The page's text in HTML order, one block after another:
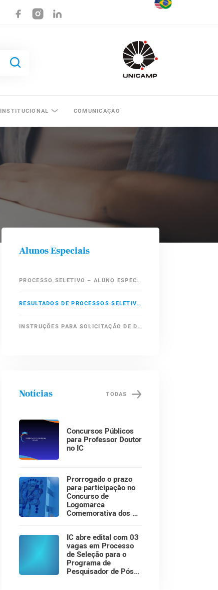
INSTITUCIONAL COMUNICAÇÃO
Alunos Especiais
PROCESSO SELETIVO – ALUNO ESPECIAL
RESULTADOS DE PROCESSOS SELETIVOS – ALUNOS ESPECIAIS
INSTRUÇÕES PARA SOLICITAÇÃO DE DESISTÊNCIA DE MATRÍCULA EM DISCIPLINAS COMO ALUNO ESPECIAL DO IC
Notícias TODAS
Concursos Públicos
para Professor Doutor
no IC
Prorrogado o prazo
para participação no
Concurso de
Logomarca
Comemorativa dos 30
IC abre edital com 03
vagas em Processo
de Seleção para o
Programa de
Pesquisador de Pós-